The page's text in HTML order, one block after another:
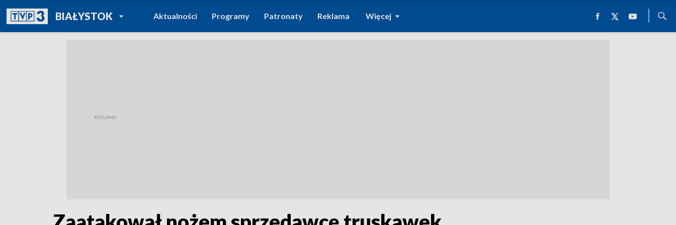
BIAŁYSTOKPOWRÓT DO
TVP REGIONY
Aktualności Programy Patronaty Reklama Więcej